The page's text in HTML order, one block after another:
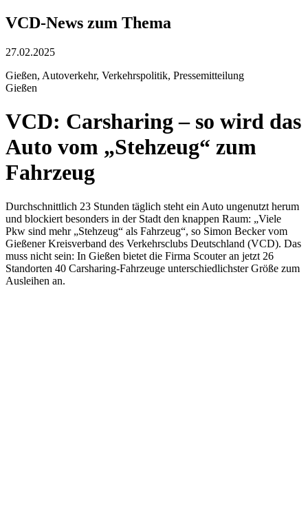
VCD-News zum Thema
27.02.2025
Gießen, Autoverkehr, Verkehrspolitik, Pressemitteilung
Gießen
VCD: Carsharing – so wird das
Auto vom „Stehzeug“ zum
Fahrzeug
Durchschnittlich 23 Stunden täglich steht ein Auto ungenutzt herum
und blockiert besonders in der Stadt den knappen Raum: „Viele
Pkw sind mehr „Stehzeug“ als Fahrzeug“, so Simon Becker vom
Gießener Kreisverband des Verkehrsclubs Deutschland (VCD). Das
muss nicht sein: In Gießen bietet die Firma Scouter an jetzt 26
Standorten 40 Carsharing-Fahrzeuge unterschiedlichster Größe zum
Ausleihen an.